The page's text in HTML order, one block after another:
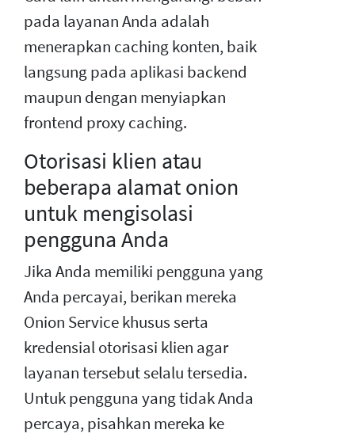
pada layanan Anda adalah
menerapkan caching konten, baik
langsung pada aplikasi backend
maupun dengan menyiapkan
frontend proxy caching.
Otorisasi klien atau
beberapa alamat onion
untuk mengisolasi
pengguna Anda
Jika Anda memiliki pengguna yang
Anda percayai, berikan mereka
Onion Service khusus serta
kredensial otorisasi klien agar
layanan tersebut selalu tersedia.
Untuk pengguna yang tidak Anda
percaya, pisahkan mereka ke